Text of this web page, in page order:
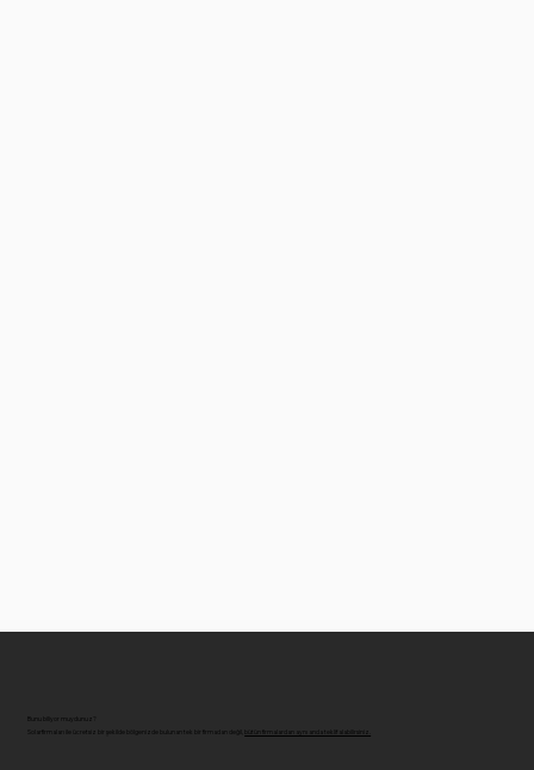
Bunu biliyor muydunuz?
Solarfirmaları ile ücretsiz bir şekilde bölgenizde bulunan tek bir firmadan değil,
bütün firmalardan aynı anda teklif alabilirsiniz.